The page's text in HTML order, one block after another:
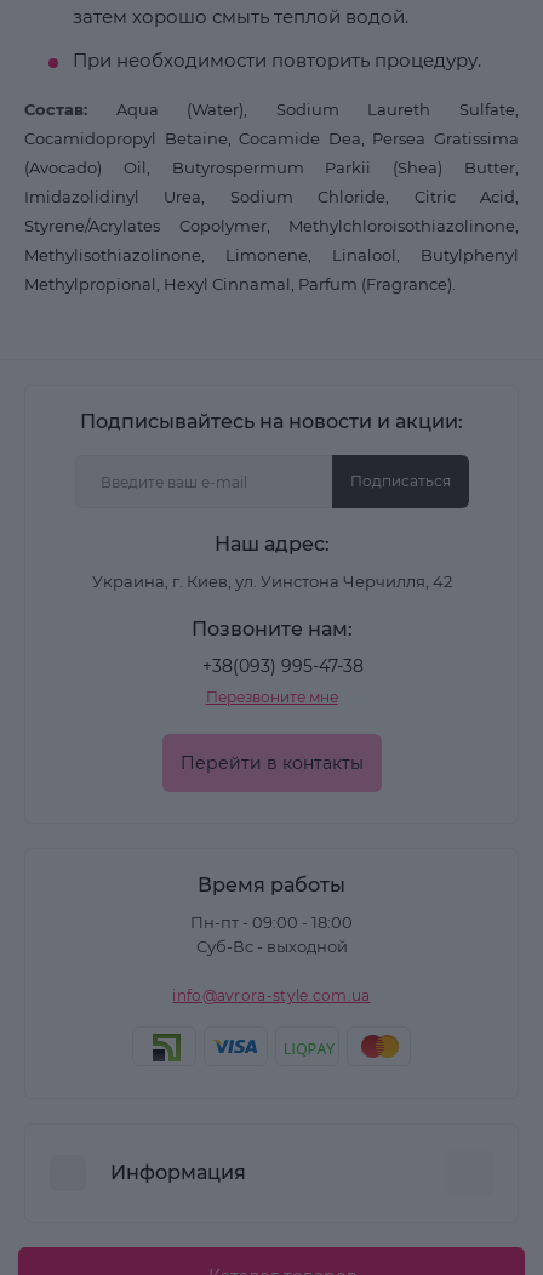
затем хорошо смыть теплой водой.
При необходимости повторить процедуру.
Состав: Aqua (Water), Sodium Laureth Sulfate,
Cocamidopropyl Betaine, Cocamide Dea, Persea Gratissima
(Avocado) Oil, Butyrospermum Parkii (Shea) Butter,
Imidazolidinyl Urea, Sodium Chloride, Citric Acid,
Styrene/Acrylates Copolymer, Methylchloroisothiazolinone,
Methylisothiazolinone, Limonene, Linalool, Butylphenyl
Methylpropional, Hexyl Cinnamal, Parfum (Fragrance).
Подписывайтесь на новости и акции:
Подписаться
Наш адрес:
Украина, г. Киев, ул. Уинстона Черчилля, 42
Позвоните нам:
+38(093) 995-47-38
Перезвоните мне
Перейти в контакты
Время работы
Пн-пт - 09:00 - 18:00
Суб-Вс - выходной
info@avrora-style.com.ua
Информация